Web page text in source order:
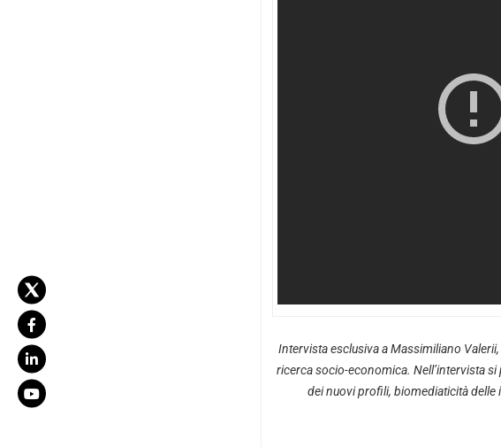
Intervista esclusiva a Massimiliano
ricerca socio-economica. Nell’intervista si
dei nuovi profili, biomediaticità